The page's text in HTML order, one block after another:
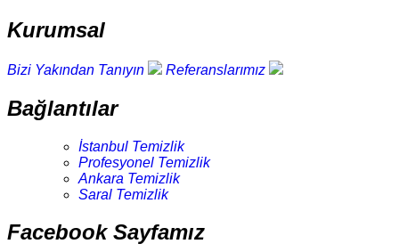
Kurumsal
Bizi Yakından Tanıyın Referanslarımız
Bağlantılar
İstanbul Temizlik
Profesyonel Temizlik
Ankara Temizlik
Saral Temizlik
Facebook Sayfamız